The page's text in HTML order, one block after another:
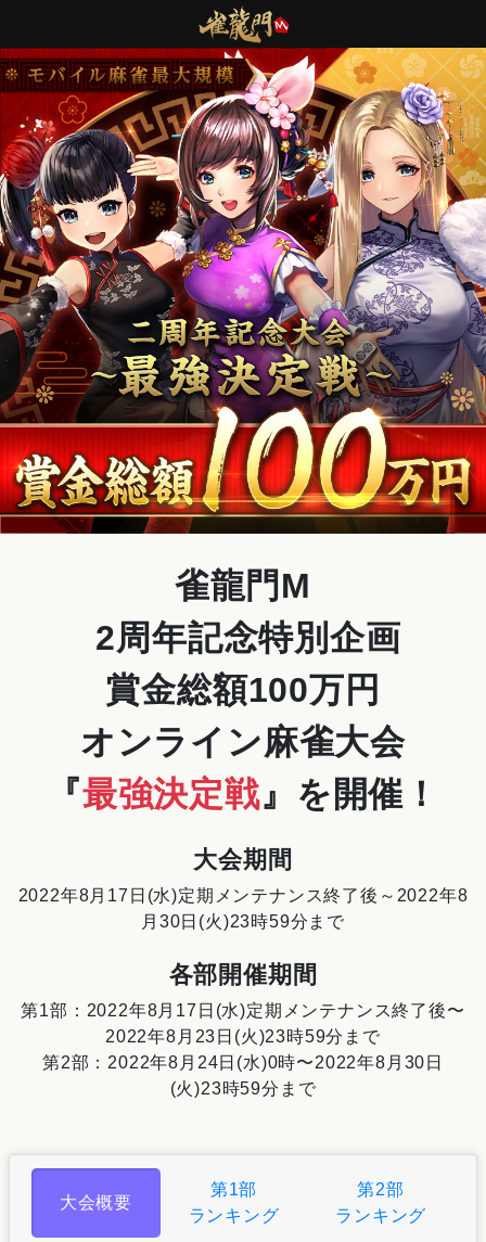
雀龍門M
2周年記念特別企画
賞金総額100万円
オンライン麻雀大会
『最強決定戦』を 開催！
大会期間
2022年8月17日(水)定期メンテナンス終了後～2022年8
月30日(火)23時59分まで
各部開催期間
第1部：2022年8月17日(水)定期メンテナンス終了後〜
2022年8月23日(火)23時59分まで
第2部：2022年8月24日(水)0時〜2022年8月30日
(火)23時59分まで
大会概要
第1部
ランキング
第2部
ランキング